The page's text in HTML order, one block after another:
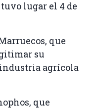
lugar el 4 de
que
su
agrícola
que